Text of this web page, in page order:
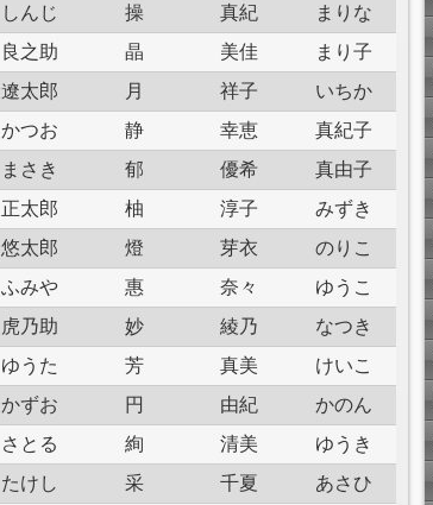
しんじ 操 真紀
まりな
良之助 晶 美佳
まり子
遼太郎 月 祥子
いちか
かつお 静 幸恵
真紀子
まさき 郁 優希
真由子
正太郎 柚 淳子
みずき
悠太郎 燈 芽衣
のりこ
ふみや 惠 奈々
ゆうこ
虎乃助 妙 綾乃
なつき
ゆうた 芳 真美
けいこ
かずお 円 由紀
かのん
さとる 絢 清美
ゆうき
たけし 采 千夏
あさひ